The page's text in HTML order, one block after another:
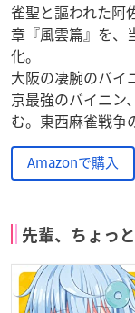
雀聖と謳われた阿
章『風雲篇』を、
化。
大阪の凄腕のバイ
京最強のバイニン
む。東西麻雀戦
Amazonで購入
先輩、ちょっ